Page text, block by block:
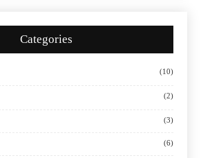
Categories
(10)
(2)
(3)
(6)